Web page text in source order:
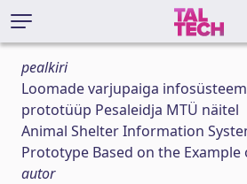
pealkiri
Loomade varjupaiga
prototüüp Pesaleidja MTÜ näitel
Animal Shelter Information
Prototype Based on the Example
autor